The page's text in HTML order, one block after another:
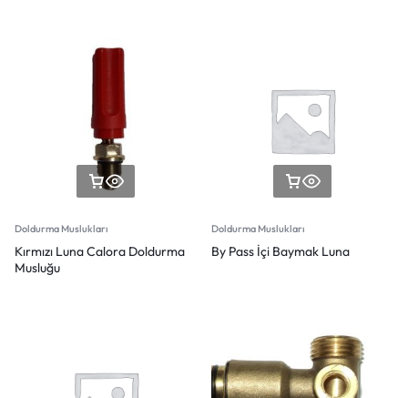
Doldurma Muslukları
Kırmızı Luna Calora Doldurma
Musluğu
Doldurma Muslukları
By Pass İçi Baymak Luna